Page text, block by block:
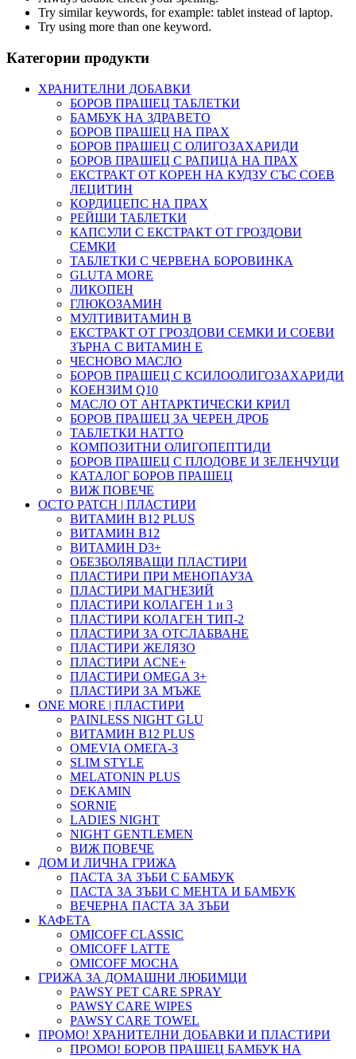
Try similar keywords, for example: tablet instead of laptop.
Try using more than one keyword.
Категории продукти
ХРАНИТЕЛНИ ДОБАВКИ
БОРОВ ПРАШЕЦ ТАБЛЕТКИ
БАМБУК НА ЗДРАВЕТО
БОРОВ ПРАШЕЦ НА ПРАХ
БОРОВ ПРАШЕЦ С ОЛИГОЗАХАРИДИ
БОРОВ ПРАШЕЦ С РАПИЦА НА ПРАХ
ЕКСТРАКТ ОТ КОРЕН НА КУДЗУ СЪС СОЕВ
ЛЕЦИТИН
КОРДИЦЕПС НА ПРАХ
РЕЙШИ ТАБЛЕТКИ
КАПСУЛИ С ЕКСТРАКТ ОТ ГРОЗДОВИ
СЕМКИ
ТАБЛЕТКИ С ЧЕРВЕНА БОРОВИНКА
GLUTA MORE
ЛИКОПЕН
ГЛЮКОЗАМИН
МУЛТИВИТАМИН B
ЕКСТРАКТ ОТ ГРОЗДОВИ СЕМКИ И СОЕВИ
ЗЪРНА С ВИТАМИН Е
ЧЕСНОВО МАСЛО
БОРОВ ПРАШЕЦ С КСИЛООЛИГОЗАХАРИДИ
КОЕНЗИМ Q10
МАСЛО ОТ АНТАРКТИЧЕСКИ КРИЛ
БОРОВ ПРАШЕЦ ЗА ЧЕРЕН ДРОБ
ТАБЛЕТКИ НАТТО
КОМПОЗИТНИ ОЛИГОПЕПТИДИ
БОРОВ ПРАШЕЦ С ПЛОДОВЕ И ЗЕЛЕНЧУЦИ
КАТАЛОГ БОРОВ ПРАШЕЦ
ВИЖ ПОВЕЧЕ
OCTO PATCH | ПЛАСТИРИ
ВИТАМИН B12 PLUS
ВИТАМИН B12
ВИТАМИН D3+
ОБЕЗБОЛЯВАЩИ ПЛАСТИРИ
ПЛАСТИРИ ПРИ МЕНОПАУЗА
ПЛАСТИРИ МАГНЕЗИЙ
ПЛАСТИРИ КОЛАГЕН 1 и 3
ПЛАСТИРИ КОЛАГЕН ТИП-2
ПЛАСТИРИ ЗА ОТСЛАБВАНЕ
ПЛАСТИРИ ЖЕЛЯЗО
ПЛАСТИРИ ACNE+
ПЛАСТИРИ OMEGA 3+
ПЛАСТИРИ ЗА МЪЖЕ
ONE MORE | ПЛАСТИРИ
PAINLESS NIGHT GLU
ВИТАМИН B12 PLUS
ОMEVIA ОМЕГА-3
SLIM STYLE
MELATONIN PLUS
DEKAMIN
SORNIE
LADIES NIGHT
NIGHT GENTLEMEN
ВИЖ ПОВЕЧЕ
ДОМ И ЛИЧНА ГРИЖА
ПАСТА ЗА ЗЪБИ С БАМБУК
ПАСТА ЗА ЗЪБИ С МЕНТА И БАМБУК
ВЕЧЕРНА ПАСТА ЗА ЗЪБИ
КАФЕТА
OMICOFF CLASSIC
OMICOFF LATTE
OMICOFF MOCHA
ГРИЖА ЗА ДОМАШНИ ЛЮБИМЦИ
PAWSY PET CARE SPRAY
PAWSY CARE WIPES
PAWSY CARE TOWEL
ПРОМО! ХРАНИТЕЛНИ ДОБАВКИ И ПЛАСТИРИ
ПРОМО! БОРОВ ПРАШЕЦ БАМБУК НА